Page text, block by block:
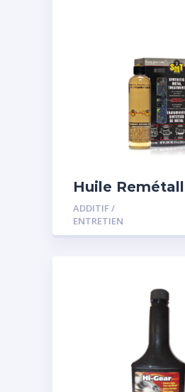
Huile
Moteur SMT2
ADDITIF /
ENTRETIEN